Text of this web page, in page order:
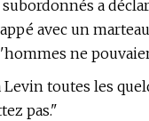
a
avec un
ne
toutes les
pas."